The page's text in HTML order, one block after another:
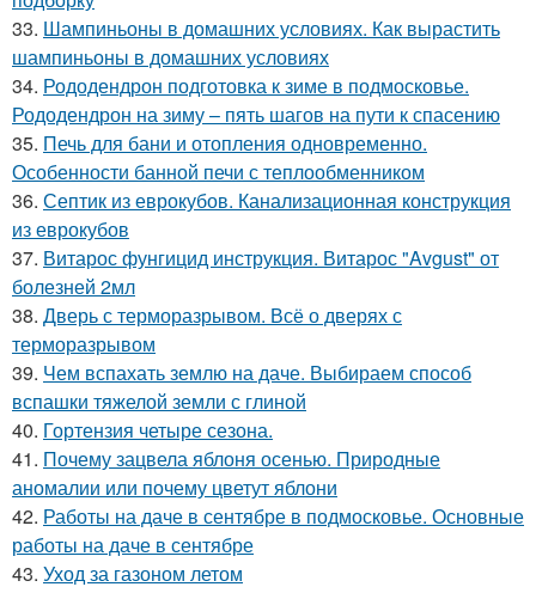
33. Шампиньоны в домашних условиях. Как вырастить
шампиньоны в домашних условиях
34. Рододендрон подготовка к зиме в подмосковье.
Рододендрон на зиму – пять шагов на пути к спасению
35. Печь для бани и отопления одновременно.
Особенности банной печи с теплообменником
36. Септик из еврокубов. Канализационная конструкция
из еврокубов
37. Витарос фунгицид инструкция. Витарос "Avgust" от
болезней 2мл
38. Дверь с терморазрывом. Всё о дверях с
терморазрывом
39. Чем вспахать землю на даче. Выбираем способ
вспашки тяжелой земли с глиной
40. Гортензия четыре сезона.
41. Почему зацвела яблоня осенью. Природные
аномалии или почему цветут яблони
42. Работы на даче в сентябре в подмосковье. Основные
работы на даче в сентябре
43. Уход за газоном летом